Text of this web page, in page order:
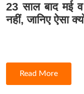
23 साल बाद मई
नहीं, जानिए ऐसा
Read More